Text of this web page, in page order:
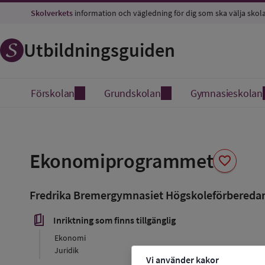
Vi använder kakor
Skolverkets information och vägledning för dig som ska välja
Utbildningsguiden
Förskolan Grundskolan Gymnasieskolan
Ekonomiprogrammet favorite
favorit
Fredrika Bremergymnasiet
book_5 Inriktning som finns tillgänglig
Ekonomi
Juridik